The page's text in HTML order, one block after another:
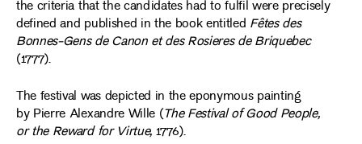
the criteria that the candidates had to fulfil were precisely
defined and published in the book entitled Fêtes des
Bonnes-Gens de Canon et des Rosieres de Briquebec
(1777).
The festival was depicted in the eponymous painting
by Pierre Alexandre Wille (The Festival of Good People,
or the Reward for Virtue,1776).